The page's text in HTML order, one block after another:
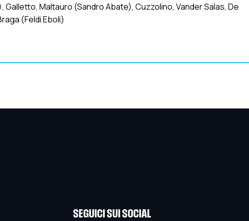
Maltauro (Sandro Abate), Cuzzolino, Vander Salas, De
(Feldi Eboli)
SEGUICI SUI SOCIAL